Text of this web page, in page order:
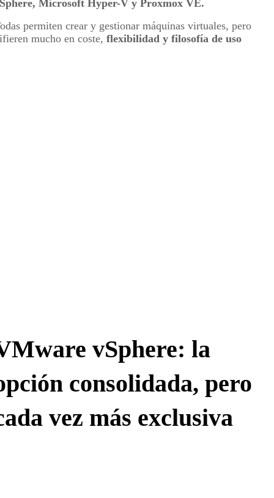
Microsoft Hyper-V y Proxmox VE.
permiten crear y gestionar máquinas virtuales, pero
mucho en coste,flexibilidad y filosofía de uso
vSphere: la
consolidada, pero
vez más exclusiva